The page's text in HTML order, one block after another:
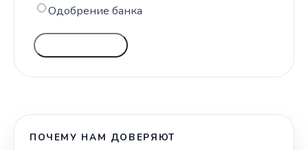
Одобрение банка
ПОЧЕМУ НАМ ДОВЕРЯЮТ